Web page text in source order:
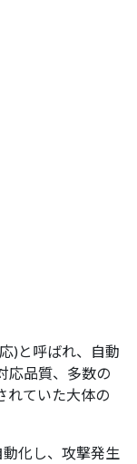
)と呼ばれ、自動
応品質、多数の
れていた大体の
化し、攻撃発生